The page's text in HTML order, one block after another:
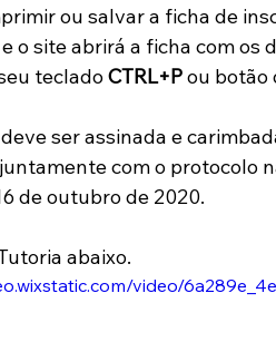
ou salvar a ficha de
o site abrirá a ficha com os
teclado CTRL+P ou botão
ser assinada e
com o protocolo
de outubro de 2020.
abaixo.
video/